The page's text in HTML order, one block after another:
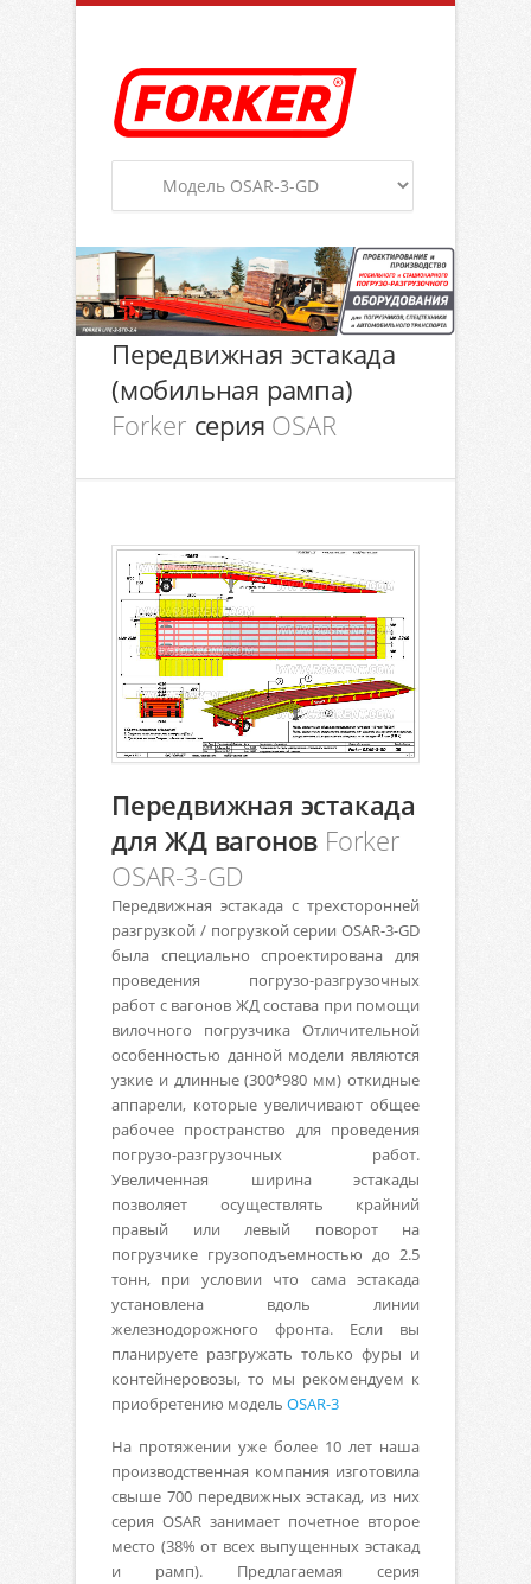
Передвижная эстакада
(мобильная рампа)
Forker серия OSAR
Передвижная эстакада
для ЖД вагонов Forker
OSAR-3-GD
Передвижная эстакада с трехсторонней
разгрузкой / погрузкой серии OSAR-3-GD
была специально спроектирована для
проведения погрузо-разгрузочных
работ с вагонов ЖД состава при помощи
вилочного погрузчика Отличительной
особенностью данной модели являются
узкие и длинные (300*980 мм) откидные
аппарели, которые увеличивают общее
рабочее пространство для проведения
погрузо-разгрузочных работ.
Увеличенная ширина эстакады
позволяет осуществлять крайний
правый или левый поворот на
погрузчике грузоподъемностью до 2.5
тонн, при условии что сама эстакада
установлена вдоль линии
железнодорожного фронта. Если вы
планируете разгружать только фуры и
контейнеровозы, то мы рекомендуем к
приобретению модель OSAR-3
На протяжении уже более 10 лет наша
производственная компания изготовила
свыше 700 передвижных эстакад, из них
серия OSAR занимает почетное второе
место (38% от всех выпущенных эстакад
и рамп). Предлагаемая серия